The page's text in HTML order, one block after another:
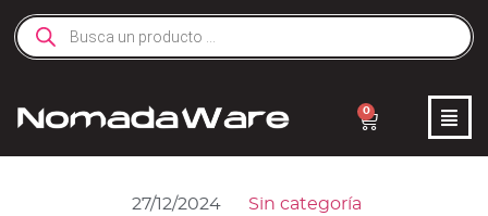
0
27/12/2024 Sin categoría